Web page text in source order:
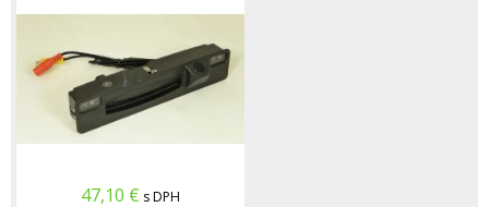
47,10 € s DPH